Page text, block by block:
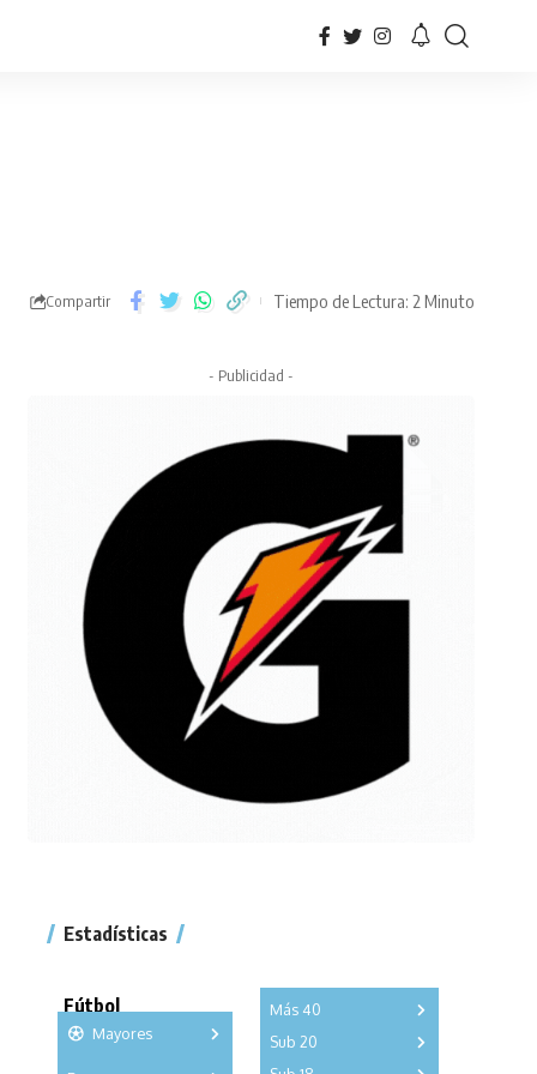
Compartir Tiempo de Lectura: 2 Minuto
- Publicidad -
Estadísticas
Fútbol
Mayores
Más 40
Sub 20